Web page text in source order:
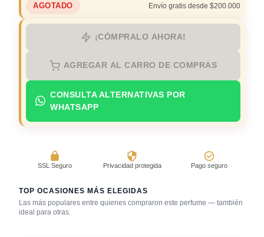
AGOTADO Envío gratis desde $200.000
¡CÓMPRALO AHORA!
AGREGAR AL CARRO DE COMPRAS
CONSULTA ALTERNATIVAS POR
WHATSAPP
SSL Seguro Privacidad protegida Pago seguro
TOP OCASIONES MÁS ELEGIDAS
Las más populares entre quienes compraron este perfume — también
ideal para otras.
Después de la
ducha